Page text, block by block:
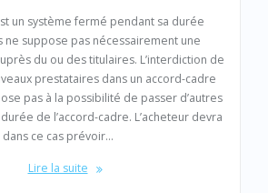
un système fermé pendant sa durée
ne suppose pas nécessairement une
du ou des titulaires. L’interdiction de
prestataires dans un accord-cadre
pas à la possibilité de passer d’autres
de l’accord-cadre. L’acheteur devra
dans ce cas prévoir…
Lire la suite